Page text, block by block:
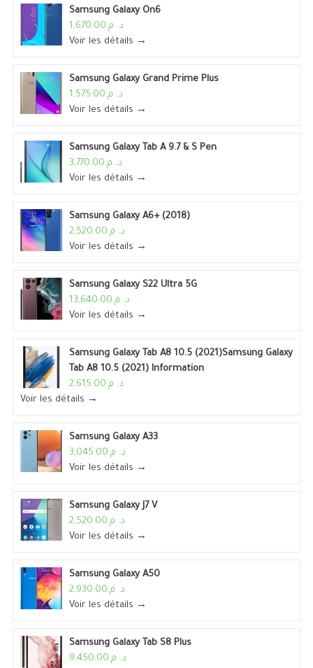
Samsung Galaxy On6
د. م.1,670.00
Voir les détails →
Samsung Galaxy Grand Prime Plus
د. م.1,575.00
Voir les détails →
Samsung Galaxy Tab A 9.7 & S Pen
د. م.3,770.00
Voir les détails →
Samsung Galaxy A6+ (2018)
د. م.2,520.00
Voir les détails →
Samsung Galaxy S22 Ultra 5G
د. م.13,640.00
Voir les détails →
Samsung Galaxy Tab A8 10.5 (2021)Samsung Galaxy
Tab A8 10.5 (2021) Information
د. م.2,615.00
Voir les détails →
Samsung Galaxy A33
د. م.3,045.00
Voir les détails →
Samsung Galaxy J7 V
د. م.2,520.00
Voir les détails →
Samsung Galaxy A50
د. م.2,930.00
Voir les détails →
Samsung Galaxy Tab S8 Plus
د. م.9,450.00